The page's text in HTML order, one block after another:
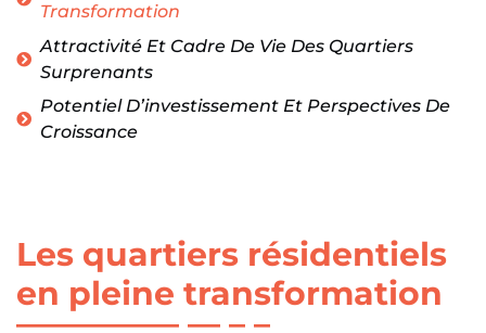
Transformation
Attractivité Et Cadre De Vie Des Quartiers
Surprenants
Potentiel D’investissement Et Perspectives De
Croissance
Les quartiers résidentiels
en pleine transformation